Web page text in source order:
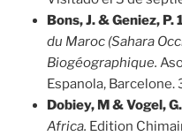
Bons, J. & Geniez, P.
du Maroc (Sahara
Biogéographique.
Espanola, Barcelone.
Dobiey, M & Vogel,
Africa. Edition